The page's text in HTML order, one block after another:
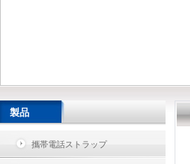
製品
攜帯電話ストラップ